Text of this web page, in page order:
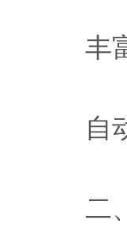
丰富
自动
二、